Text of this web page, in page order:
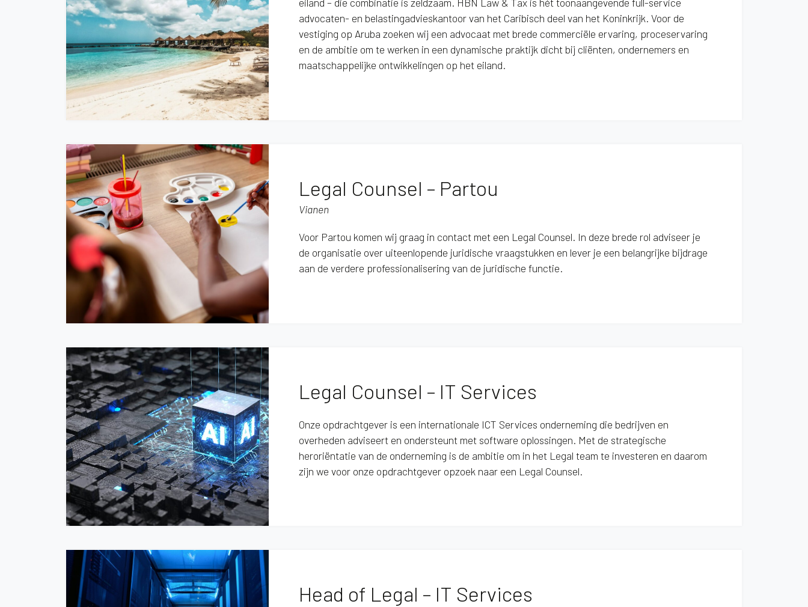
advocaten- en belastingadvieskantoor van het Caribisch deel van het Koninkrijk. Voor de
vestiging op Aruba zoeken wij een advocaat met brede commerciële ervaring, proceservaring
en de ambitie om te werken in een dynamische praktijk dicht bij cliënten, ondernemers en
maatschappelijke ontwikkelingen op het eiland.
Legal Counsel – Partou
Vianen
Voor Partou komen wij graag in contact met een Legal Counsel. In deze brede rol adviseer je
de organisatie over uiteenlopende juridische vraagstukken en lever je een belangrijke bijdrage
aan de verdere professionalisering van de juridische functie.
Legal Counsel – IT Services
Onze opdrachtgever is een internationale ICT Services onderneming die bedrijven en
overheden adviseert en ondersteunt met software oplossingen. Met de strategische
heroriëntatie van de onderneming is de ambitie om in het Legal team te investeren en daarom
zijn we voor onze opdrachtgever opzoek naar een Legal Counsel.
Head of Legal – IT Services